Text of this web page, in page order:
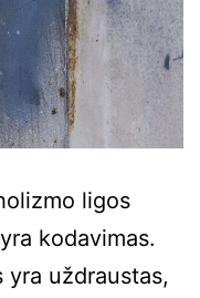
ligos
kodavimas.
uždraustas,